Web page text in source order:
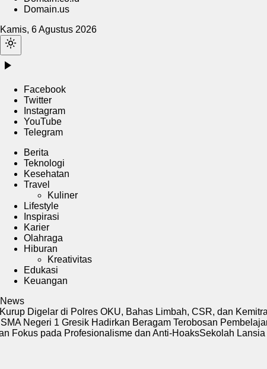
Domain.us
Kamis, 6 Agustus 2026
Facebook
Twitter
Instagram
YouTube
Telegram
Berita
Teknologi
Kesehatan
Travel
Kuliner
Lifestyle
Inspirasi
Karier
Olahraga
Hiburan
Kreativitas
Edukasi
Keuangan
News
di Polres OKU, Bahas Limbah, CSR, dan Kemitraan
1 Gresik Hadirkan Beragam Terobosan Pembelajaran
pada Profesionalisme dan Anti-HoaksSekolah Lansia